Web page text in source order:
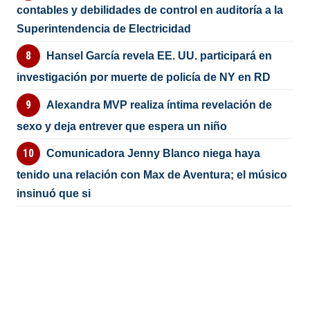
contables y debilidades de control en auditoría a la
Superintendencia de Electricidad
Hansel García revela EE. UU. participará en
investigación por muerte de policía de NY en RD
Alexandra MVP realiza íntima revelación de
sexo y deja entrever que espera un niño
Comunicadora Jenny Blanco niega haya
tenido una relación con Max de Aventura; el músico
insinuó que si